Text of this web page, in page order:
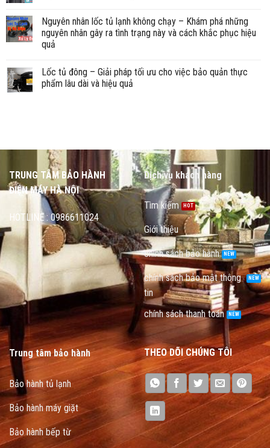
Nguyên nhân lốc tủ lạnh không chạy – Khám phá những
nguyên nhân gây ra tình trạng này và cách khắc phục hiệu
quả
Lốc tủ đông – Giải pháp tối ưu cho việc bảo quản thực
phẩm lâu dài và hiệu quả
TRUNG TÂM BẢO HÀNH
ĐIỆN MÁY HÀ NỘI
HOTLINE : 0986611024
Dịch vụ khách hàng
Tìm kiếm
Giới thiệu
chính sách bảo hành
chính sách bảo mật thông
tin
chính sách thanh toán
Trung tâm bảo hành
Bảo hành tủ lạnh
Bảo hành máy giặt
Bảo hành bếp từ
THEO DÕI CHÚNG TÔI